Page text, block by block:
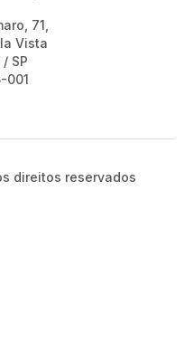
71,
Vista
SP
001
direitos reservados